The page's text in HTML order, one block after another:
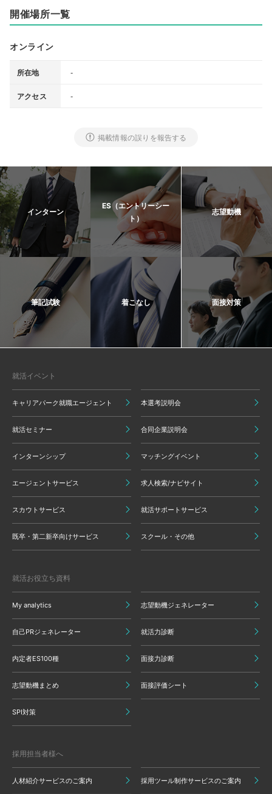
開催場所一覧
オンライン
所在地 -
アクセス -
掲載情報の誤りを報告する
インターン
ES（エントリーシー
ト）
志望動機
筆記試験 着こなし 面接対策
就活イベント
キャリアパーク就職エージェント 本選考説明会
就活セミナー 合同企業説明会
インターンシップ マッチングイベント
エージェントサービス 求人検索/ナビサイト
スカウトサービス 就活サポートサービス
既卒・第二新卒向けサービス スクール・その他
就活お役立ち資料
My analytics 志望動機ジェネレーター
自己PRジェネレーター 就活力診断
内定者ES100種 面接力診断
志望動機まとめ 面接評価シート
SPI対策
採用担当者様へ
人材紹介サービスのご案内 採用ツール制作サービスのご案内